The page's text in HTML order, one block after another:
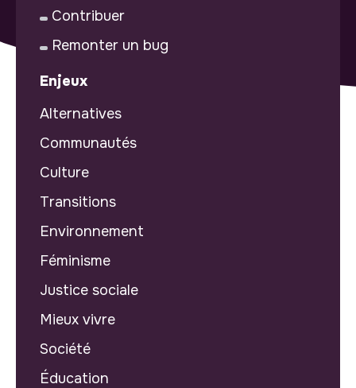
Contribuer
Remonter un bug
Enjeux
Alternatives
Communautés
Culture
Transitions
Environnement
Féminisme
Justice sociale
Mieux vivre
Société
Éducation